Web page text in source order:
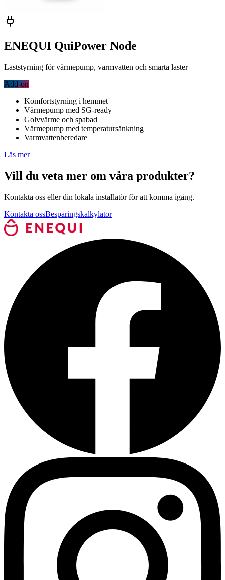
ENEQUI QuiPower Node
Laststyrning för värmepump, varmvatten och smarta laster
Add-on
Komfortstyrning i hemmet
Värmepump med SG-ready
Golvvärme och spabad
Värmepump med temperatursänkning
Varmvattenberedare
Läs mer
Vill du veta mer om våra produkter?
Kontakta oss eller din lokala installatör för att komma igång.
Kontakta ossBesparingskalkylator